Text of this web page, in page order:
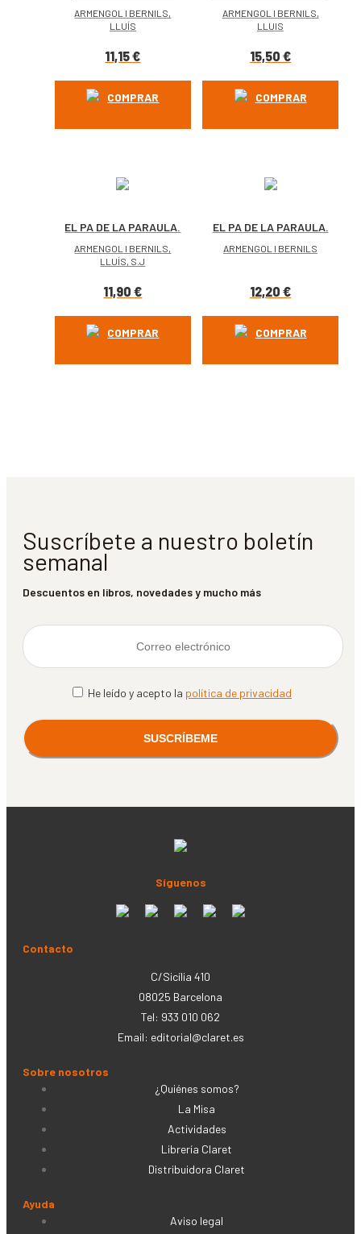
ARMENGOL I BERNILS,
LLUÍS
11,15€
COMPRAR
ARMENGOL I BERNILS,
LLUIS
15,50 €
COMPRAR
EL PA DE LA PARAULA.
ARMENGOL I BERNILS,
LLUÍS, S.J
11,90€
COMPRAR
EL PA DE LA PARAULA.
ARMENGOL I BERNILS
12,20 €
COMPRAR
Suscríbete a nuestro boletín
semanal
Descuentos en libros, novedades y mucho más
He leído y acepto la política de privacidad
Síguenos
Contacto
C/Sicília 410
08025 Barcelona
Tel: 933 010 062
Email: editorial@claret.es
Sobre nosotros
¿Quiénes somos?
La Misa
Actividades
Librería Claret
Distribuidora Claret
Ayuda
Aviso legal